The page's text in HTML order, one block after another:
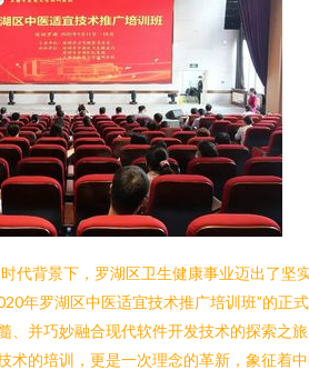
代背景下，罗湖区卫生健康事业迈出了坚
年罗湖区中医适宜技术推广培训班”的正
、并巧妙融合现代软件开发技术的探索之
术的培训，更是一次理念的革新，象征着